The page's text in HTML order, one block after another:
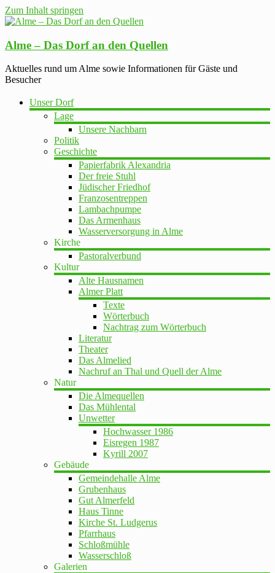
Zum Inhalt springen
Alme – Das Dorf an den Quellen
Aktuelles rund um Alme sowie Informationen für Gäste und
Besucher
Unser Dorf
Lage
Unsere Nachbarn
Politik
Geschichte
Papierfabrik Alexandria
Der freie Stuhl
Jüdischer Friedhof
Franzosentreppen
Lambachpumpe
Das Armenhaus
Wasserversorgung in Alme
Kirche
Pastoralverbund
Kultur
Alte Hausnamen
Almer Platt
Texte
Wörterbuch
Nachtrag zum Wörterbuch
Literatur
Theater
Das Almelied
Nachruf an Thal und Quell der Alme
Natur
Die Almequellen
Das Mühlental
Unwetter
Hochwasser 1986
Eisregen 1987
Kyrill 2007
Gebäude
Gemeindehalle Alme
Grubenhaus
Gut Almerfeld
Haus Tinne
Kirche St. Ludgerus
Pfarrhaus
Schloßmühle
Wasserschloß
Galerien